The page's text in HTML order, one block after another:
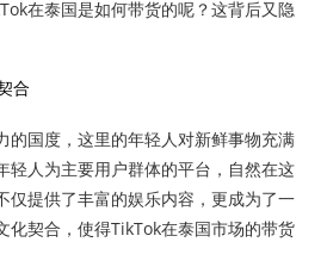
在泰国是如何带货的呢？这背后又隐
合
的国度，这里的年轻人对新鲜事物充满
轻人为主要用户群体的平台，自然在这
仅提供了丰富的娱乐内容，更成为了一
化契合，使得TikTok在泰国市场的带货